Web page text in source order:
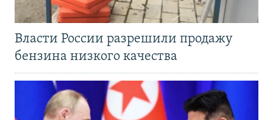
Власти России разрешили продажу
бензина низкого качества